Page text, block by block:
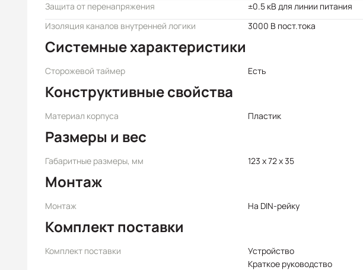
Защита от перенапряжения
±0.5 кВ для линии питания
Изоляция каналов внутренней логики
3000 В пост.тока
Системные характеристики
Сторожевой таймер Есть
Конструктивные свойства
Материал корпуса Пластик
Размеры и вес
Габаритные размеры, мм 123 x 72 x 35
Монтаж
Монтаж На DIN-рейку
Комплект поставки
Комплект поставки
Устройство
Краткое руководство